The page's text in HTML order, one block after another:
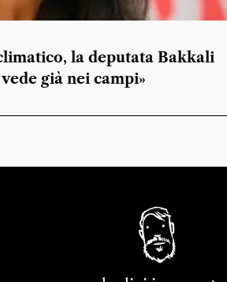
la deputata Bakkali
già nei campi»